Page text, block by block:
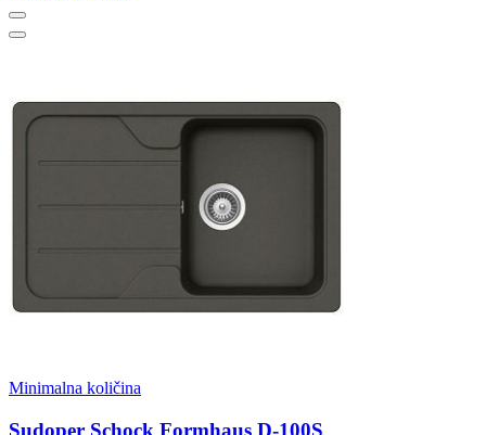
Minimalna količina
Sudoper Schock Formhaus D-100S